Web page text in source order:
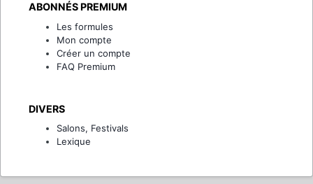
ABONNÉS PREMIUM
Les formules
Mon compte
Créer un compte
FAQ Premium
DIVERS
Salons, Festivals
Lexique